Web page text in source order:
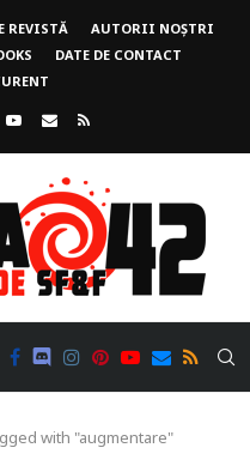
REVISTĂ
AUTORII NOȘTRI
DATE DE CONTACT
with "augmentare"